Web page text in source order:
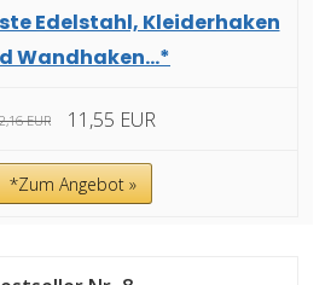
Edelstahl, Kleiderhaken
Wandhaken...*
EUR 11,55 EUR
*Zum Angebot »